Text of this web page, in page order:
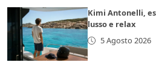
Kimi Antonelli,
lusso e relax
5 Agosto 2026